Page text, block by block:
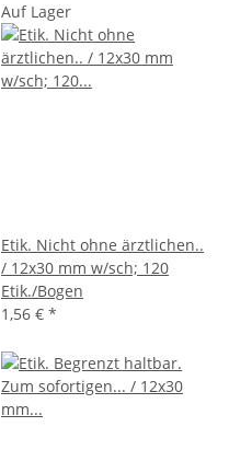
Auf Lager
Etik. Nicht ohne ärztlichen..
/ 12x30 mm w/sch; 120
Etik./Bogen
1,56 € *